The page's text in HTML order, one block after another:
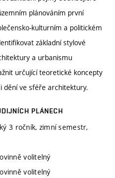
plánováním první
kulturním a politickém
základní stylové
a urbanismu
určující teoretické koncepty
dění ve sféře architektury.
PLÁNECH
3 ročník, zimní semestr,
volitelný
volitelný